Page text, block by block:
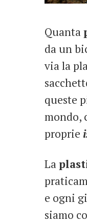
Quanta
da un
via la
queste
mondo,
proprie
La
e ogni
siamo